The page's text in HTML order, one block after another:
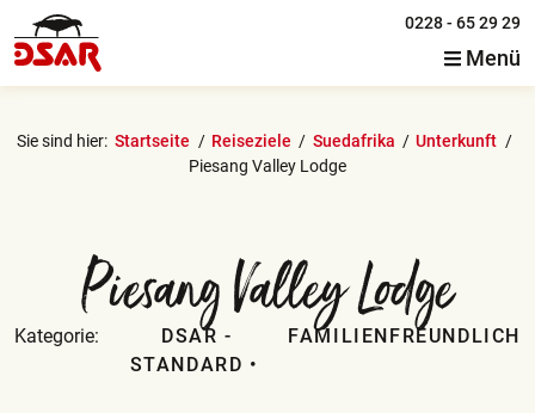
0228 - 65 29 29
Menü
Sie sind hier: Startseite Reiseziele Suedafrika
Unterkunft
Piesang Valley Lodge
Piesang Valley Lodge
Kategorie:
DSAR -
STANDARD
FAMILIENFREUNDLICH